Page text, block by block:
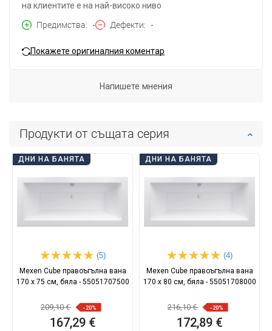
на клиентите е на най-високо ниво
Предимства
- Дефекти -
Покажете оригиналния коментар
Напишете мнения
Продукти от същата серия
ДНИ НА БАНЯТА
(5)
Mexen Cube правоъгълна вана
170 x 75 см, бяла - 55051707500
209,10 € -20%
167,29 €
ДНИ НА БАНЯТА
(4)
Mexen Cube правоъгълна вана
170 x 80 см, бяла - 55051708000
216,10 € -20%
172,89 €